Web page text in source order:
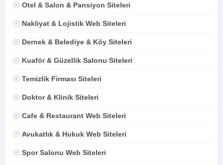
Otel & Salon & Pansiyon Siteleri
Nakliyat & Lojistik Web Siteleri
Dernek & Belediye & Köy Siteleri
Kuaför & Güzellik Salonu Siteleri
Temizlik Firması Siteleri
Doktor & Klinik Siteleri
Cafe & Restaurant Web Siteleri
Avukatlık & Hukuk Web Siteleri
Spor Salonu Web Siteleri